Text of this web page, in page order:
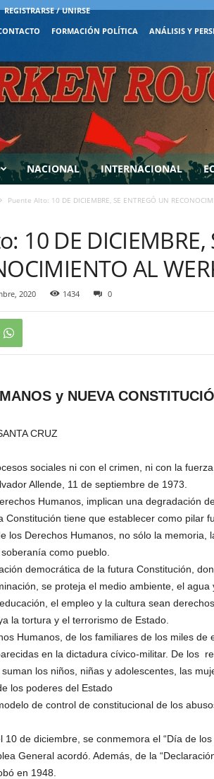
REGISTRARSE / UNIRSE
FORMACIÓN POLÍTICA ANÁLISIS Y
NACIONAL INTERNACIONAL
Puente Alto: 10 DE DICIEMBRE, SE ENTREGÓ UN
10 DE DICIEMBRE,
AL
2020 1434 0
y NUEVA
CRUZ
sociales ni con el crimen, ni con la
Allende, 11 de septiembre de 1973.
Humanos, implican una degradación
Constitución tiene que establecer como pilar
los Derechos Humanos, no sólo la memoria,
como pueblo.
democrática de la futura Constitución,
se proteja el medio ambiente, el agua
el empleo y la cultura sean
la tortura y el terrorismo de Estado.
Humanos, de los familiares de los miles de
en la dictadura cívico-militar. De los
los niños, niñas y adolescentes, las
los poderes del Estado
de control de constitucional de los
10 de diciembre, se conmemora el “Día de
General acordó. Además, de la
en 1948.